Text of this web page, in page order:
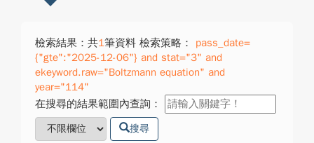
檢索結果：共1筆資料 檢索策略：
pass_date=
{"gte":"2025-12-06"} and stat="3" and
ekeyword.raw="Boltzmann equation" and
year="114"
在搜尋的結果範圍內查詢：
搜尋